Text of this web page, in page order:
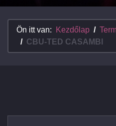
Ön itt van: Kezdőlap
CBU-TED CASAMBI